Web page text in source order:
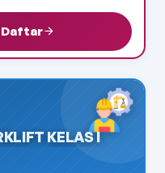
Daftar
KELAS I